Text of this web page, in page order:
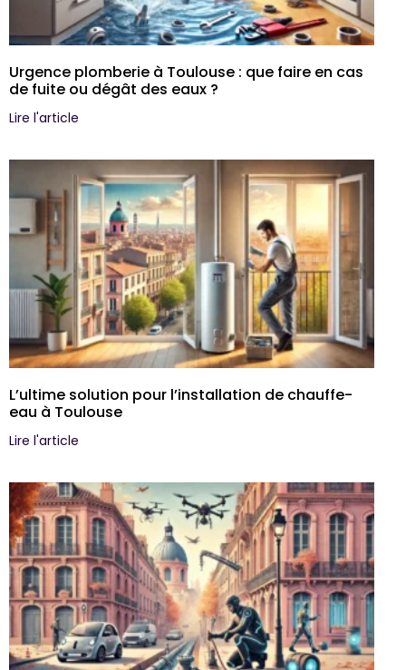
Urgence plomberie à Toulouse : que faire en cas
de fuite ou dégât des eaux ?
Lire l'article
L’ultime solution pour l’installation de chauffe-
eau à Toulouse
Lire l'article